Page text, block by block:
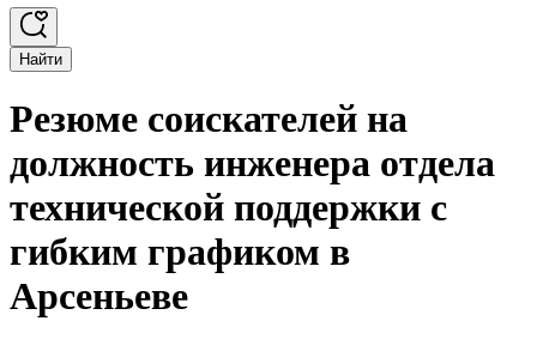
Найти
Резюме соискателей на
должность инженера отдела
технической поддержки с
гибким графиком в
Арсеньеве